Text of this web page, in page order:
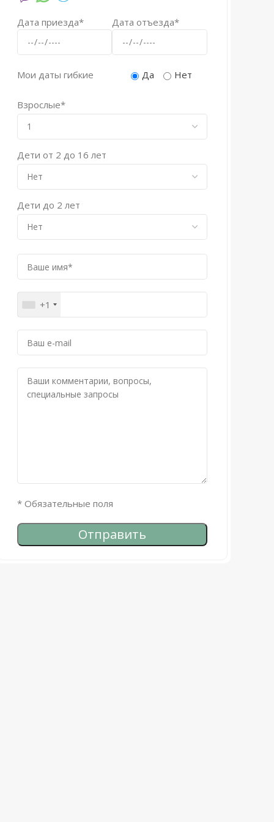
Дата приезда* Дата отъезда*
Мои даты гибкие Да Нет
Взрослые*
Дети от 2 до 16 лет
Дети до 2 лет
+1
* Обязательные поля